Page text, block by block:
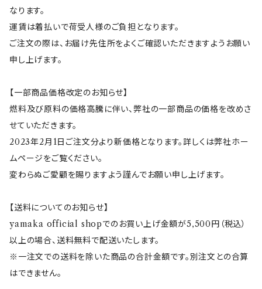
ねこぺん日和
ボンレス犬とボンレス猫
Gaspard et Lisa(リサとガスパール)
I'm Doraemon(ドラえもん)
ウルポとトゥルポ
リラックマ
Paddington(パディントン)
ピングー
ホワイトタイガーとブラックタイガー
サークル
花色
ToH(Re50)
鉄鉢（てっぱち）
mommoto(ももっと）
なります。
運賃は着払いで荷受人様のご負担となります。
ご注文の際は、お届け先住所をよくご確認いただきますようお願い
申し上げます。
【一部商品価格改定のお知らせ】
燃料及び原料の価格高騰に伴い、弊社の一部商品の価格を改めさ
せていただきます。
2023年2月1日ご注文分より新価格となります。詳しくは弊社ホー
ムページをご覧ください。
変わらぬご愛顧を賜りますよう謹んでお願い申し上げます。
【送料についてのお知らせ】
yamaka official shopでのお買い上げ金額が5,500円（税込）
以上の場合、送料無料で配送いたします。
※一注文での送料を除いた商品の合計金額です。別注文との合算
はできません。